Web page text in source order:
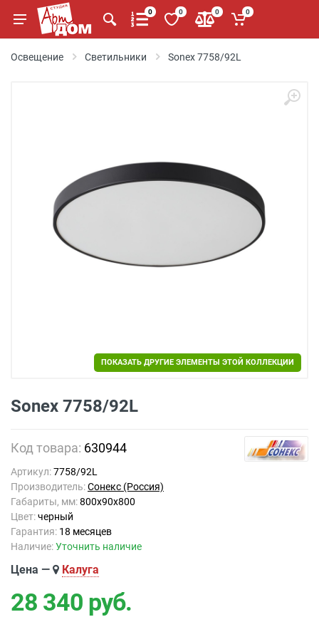
0 0 0 0
Освещение Светильники Sonex 7758/92L
ПОКАЗАТЬ ДРУГИЕ ЭЛЕМЕНТЫ ЭТОЙ КОЛЛЕКЦИИ
Sonex 7758/92L
Код товара: 630944
Артикул:7758/92L
Производитель:Сонекс (Россия)
Габариты, мм:800x90x800
Цвет:черный
Гарантия: 18 месяцев
Наличие:Уточнить наличие
Цена — Калуга
28 340 руб.